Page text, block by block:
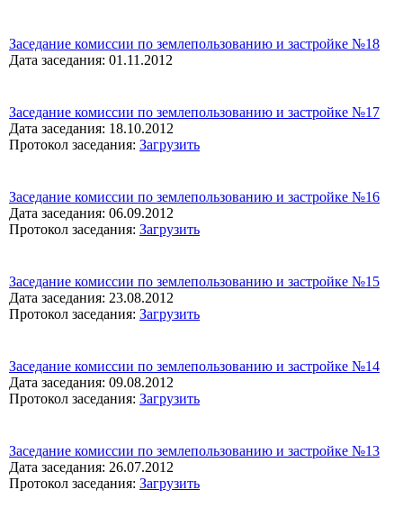
Заседание комиссии по землепользованию и застройке №18
Дата заседания: 01.11.2012
Заседание комиссии по землепользованию и застройке №17
Дата заседания: 18.10.2012
Протокол заседания: Загрузить
Заседание комиссии по землепользованию и застройке №16
Дата заседания: 06.09.2012
Протокол заседания: Загрузить
Заседание комиссии по землепользованию и застройке №15
Дата заседания: 23.08.2012
Протокол заседания: Загрузить
Заседание комиссии по землепользованию и застройке №14
Дата заседания: 09.08.2012
Протокол заседания: Загрузить
Заседание комиссии по землепользованию и застройке №13
Дата заседания: 26.07.2012
Протокол заседания: Загрузить